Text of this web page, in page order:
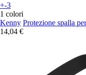
+-3
1 colori
Kenny Protezione spalla
14,04 €